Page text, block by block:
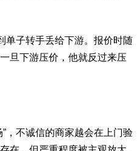
单子转手丢给下游。报价时随
旦下游压价，他就反过来压
，不诚信的商家越会在上门验